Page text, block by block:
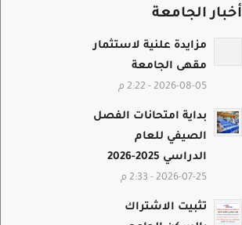
أخبار الجامعة
مزايدة علنية لاستثمار
مقهى الجامعة
2026-08-05 - 2:22 م
بداية امتحانات الفصل
الصيفي للعام
الدراسي 2025-2026
2026-07-25 - 2:33 م
تثبيت الاشتراك